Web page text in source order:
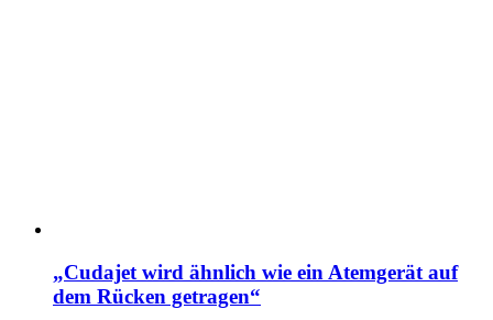
„Cudajet wird ähnlich wie ein Atemgerät auf
dem Rücken getragen“